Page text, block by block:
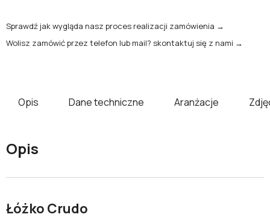
Sprawdź jak wygląda nasz proces realizacji zamówienia →
Wolisz zamówić przez telefon lub mail? skontaktuj się z nami →
Opis Dane techniczne Aranżacje
Opis
Łóżko Crudo